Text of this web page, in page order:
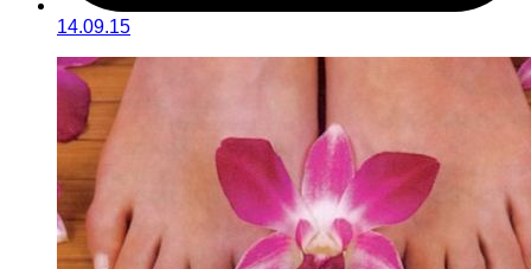
14.09.15